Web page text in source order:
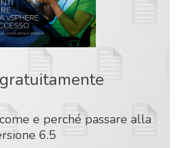
e perché passare alla
6.5